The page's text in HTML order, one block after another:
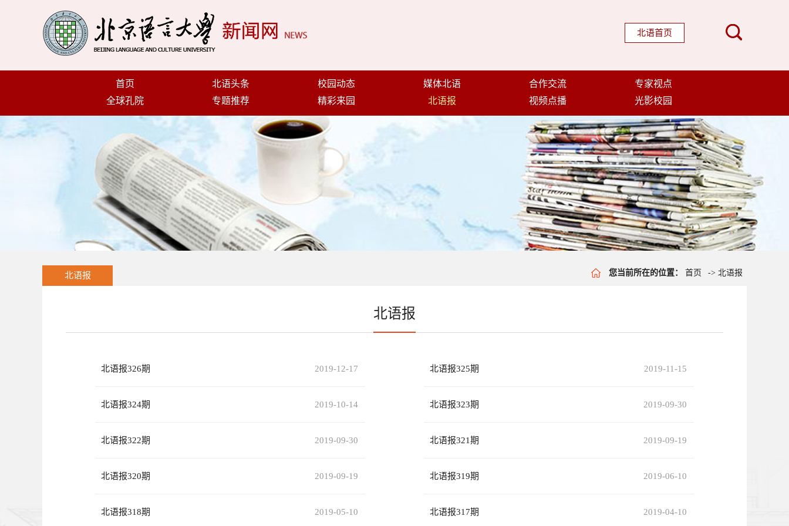
北语首页
首页 北语头条 校园动态 媒体北语 合作交流
专家视点
全球孔院
专题推荐 精彩来园 北语报 视频点播 光影校园
北语报 您当前所在的位置： 首页 -> 北语报
北语报
2019-12-17
北语报326期 2019-11-15
北语报325期
2019-10-14
北语报324期 2019-09-30
北语报323期
2019-09-30
北语报322期 2019-09-19
北语报321期
2019-09-19
北语报320期 2019-06-10
北语报319期
2019-05-10
北语报318期 2019-04-10
北语报317期